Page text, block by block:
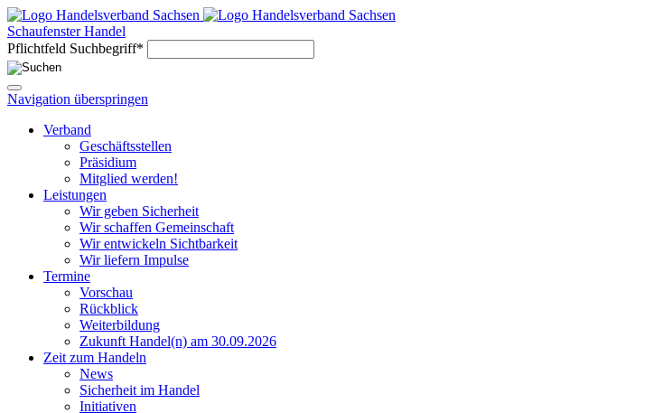
Schaufenster Handel
Pflichtfeld Suchbegriff*
Navigation überspringen
Verband
Geschäftsstellen
Präsidium
Mitglied werden!
Leistungen
Wir geben Sicherheit
Wir schaffen Gemeinschaft
Wir entwickeln Sichtbarkeit
Wir liefern Impulse
Termine
Vorschau
Rückblick
Weiterbildung
Zukunft Handel(n) am 30.09.2026
Zeit zum Handeln
News
Sicherheit im Handel
Initiativen